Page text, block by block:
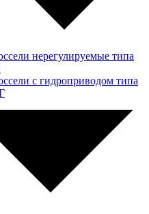
нерегулируемые типа
с гидроприводом типа